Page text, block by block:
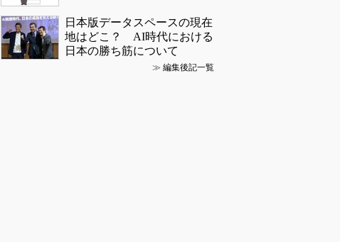
日本版データスペースの現在
地はどこ？ AI時代における
日本の勝ち筋について
≫ 編集後記一覧